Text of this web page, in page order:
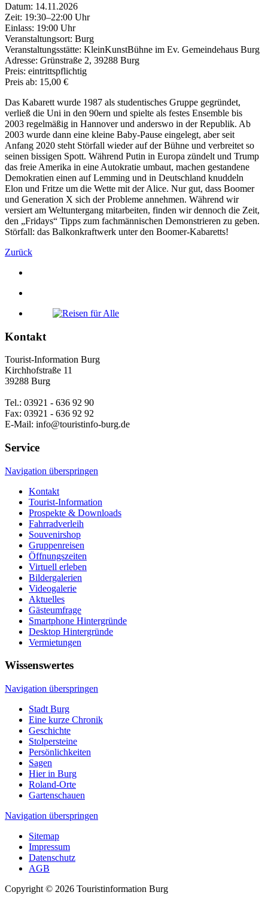
Datum: 14.11.2026
Zeit: 19:30–22:00 Uhr
Einlass: 19:00 Uhr
Veranstaltungsort: Burg
Veranstaltungsstätte: KleinKunstBühne im Ev. Gemeindehaus Burg
Adresse: Grünstraße 2, 39288 Burg
Preis: eintrittspflichtig
Preis ab: 15,00 €
Das Kabarett wurde 1987 als studentisches Gruppe gegründet,
verließ die Uni in den 90ern und spielte als festes Ensemble bis
2003 regelmäßig in Hannover und anderswo in der Republik. Ab
2003 wurde dann eine kleine Baby-Pause eingelegt, aber seit
Anfang 2020 steht Störfall wieder auf der Bühne und verbreitet so
seinen bissigen Spott. Während Putin in Europa zündelt und Trump
das freie Amerika in eine Autokratie umbaut, machen gestandene
Demokratien einen auf Lemming und in Deutschland knuddeln
Elon und Fritze um die Wette mit der Alice. Nur gut, dass Boomer
und Generation X sich der Probleme annehmen. Während wir
versiert am Weltuntergang mitarbeiten, finden wir dennoch die Zeit,
den „Fridays“ Tipps zum fachmännischen Demonstrieren zu geben.
Störfall: das Balkonkraftwerk unter den Boomer-Kabaretts!
Zurück
Kontakt
Tourist-Information Burg
Kirchhofstraße 11
39288 Burg
Tel.: 03921 - 636 92 90
Fax: 03921 - 636 92 92
E-Mail: info@touristinfo-burg.de
Service
Navigation überspringen
Kontakt
Tourist-Information
Prospekte & Downloads
Fahrradverleih
Souvenirshop
Gruppenreisen
Öffnungszeiten
Virtuell erleben
Bildergalerien
Videogalerie
Aktuelles
Gästeumfrage
Smartphone Hintergründe
Desktop Hintergründe
Vermietungen
Wissenswertes
Navigation überspringen
Stadt Burg
Eine kurze Chronik
Geschichte
Stolpersteine
Persönlichkeiten
Sagen
Hier in Burg
Roland-Orte
Gartenschauen
Navigation überspringen
Sitemap
Impressum
Datenschutz
AGB
Copyright © 2026 Touristinformation Burg